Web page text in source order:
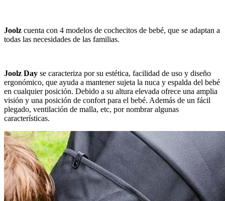
Joolz cuenta con 4 modelos de cochecitos de bebé, que se adaptan a
todas las necesidades de las familias.
Joolz Day se caracteriza por su estética, facilidad de uso y diseño
ergonómico, que ayuda a mantener sujeta la nuca y espalda del bebé
en cualquier posición. Debido a su altura elevada ofrece una amplia
visión y una posición de confort para el bebé. Además de un fácil
plegado, ventilación de malla, etc, por nombrar algunas
características.